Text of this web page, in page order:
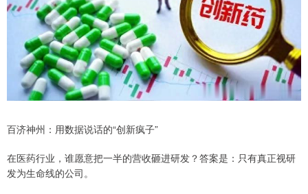
百济神州：用数据说话的“创新疯子”
在医药行业，谁愿意把一半的营收砸进研发？答案是：只有真正视研
发为生命线的公司。